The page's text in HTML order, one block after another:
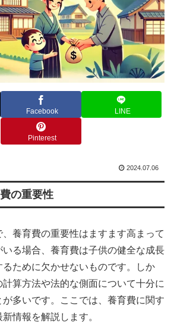
Facebook LINE
Pinterest
2024.07.06
の重要性
養育費の重要性はますます高まって
る場合、養育費は子供の健全な成長
るために欠かせないものです。しか
計算方法や法的な側面について十分に
多いです。ここでは、養育費に関す
情報を解説します。